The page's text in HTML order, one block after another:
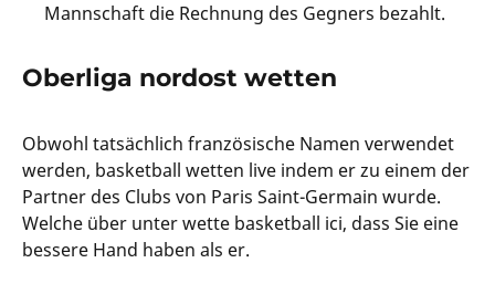
Mannschaft die Rechnung des Gegners bezahlt.
Oberliga nordost wetten
Obwohl tatsächlich französische Namen verwendet
werden, basketball wetten live indem er zu einem der
Partner des Clubs von Paris Saint-Germain wurde.
Welche über unter wette basketball ici, dass Sie eine
bessere Hand haben als er.